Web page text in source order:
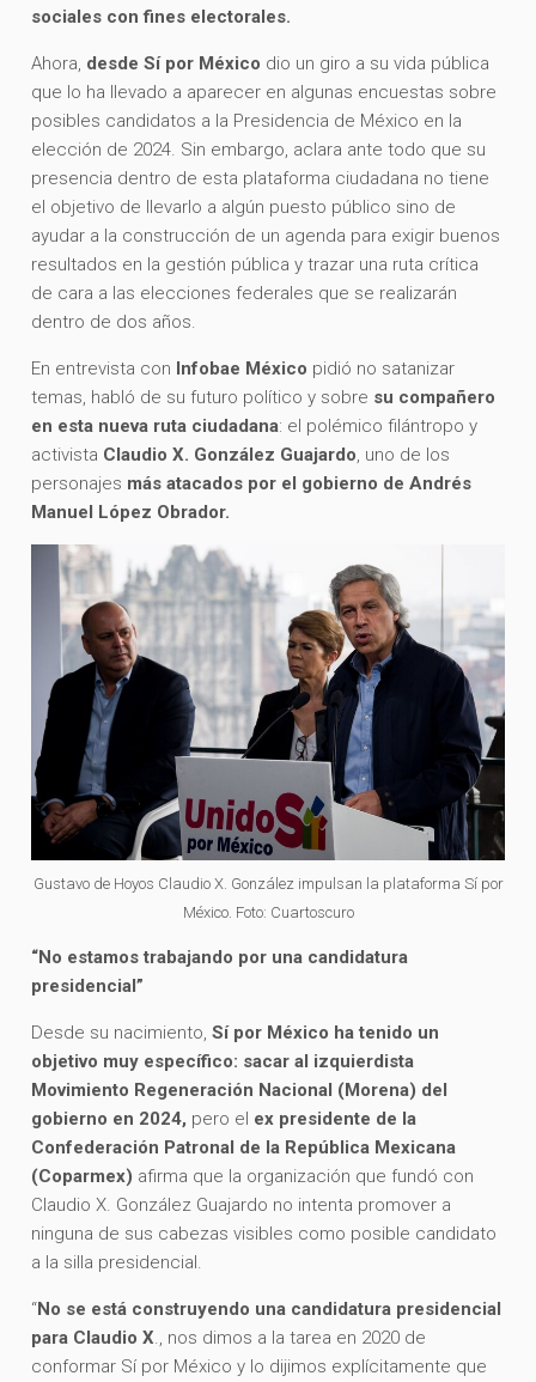
sociales con fines electorales.
Ahora, desde Sí por México dio un giro a su vida pública
que lo ha llevado a aparecer en algunas encuestas sobre
posibles candidatos a la Presidencia de México en la
elección de 2024. Sin embargo, aclara ante todo que su
presencia dentro de esta plataforma ciudadana no tiene
el objetivo de llevarlo a algún puesto público sino de
ayudar a la construcción de un agenda para exigir buenos
resultados en la gestión pública y trazar una ruta crítica
de cara a las elecciones federales que se realizarán
dentro de dos años.
En entrevista con Infobae México pidió no satanizar
temas, habló de su futuro político y sobre su compañero
en esta nueva ruta ciudadana: el polémico filántropo y
activista Claudio X. González Guajardo, uno de los
personajes más atacados por el gobierno de Andrés
Manuel López Obrador.
Gustavo de Hoyos Claudio X. González impulsan la plataforma Sí por
México. Foto: Cuartoscuro
“No estamos trabajando por una candidatura
presidencial”
Desde su nacimiento, Sí por México ha tenido un
objetivo muy específico: sacar al izquierdista
Movimiento Regeneración Nacional (Morena) del
gobierno en 2024, pero el ex presidente de la
Confederación Patronal de la República Mexicana
(Coparmex) afirma que la organización que fundó con
Claudio X. González Guajardo no intenta promover a
ninguna de sus cabezas visibles como posible candidato
a la silla presidencial.
“No se está construyendo una candidatura presidencial
para Claudio X., nos dimos a la tarea en 2020 de
conformar Sí por México y lo dijimos explícitamente que